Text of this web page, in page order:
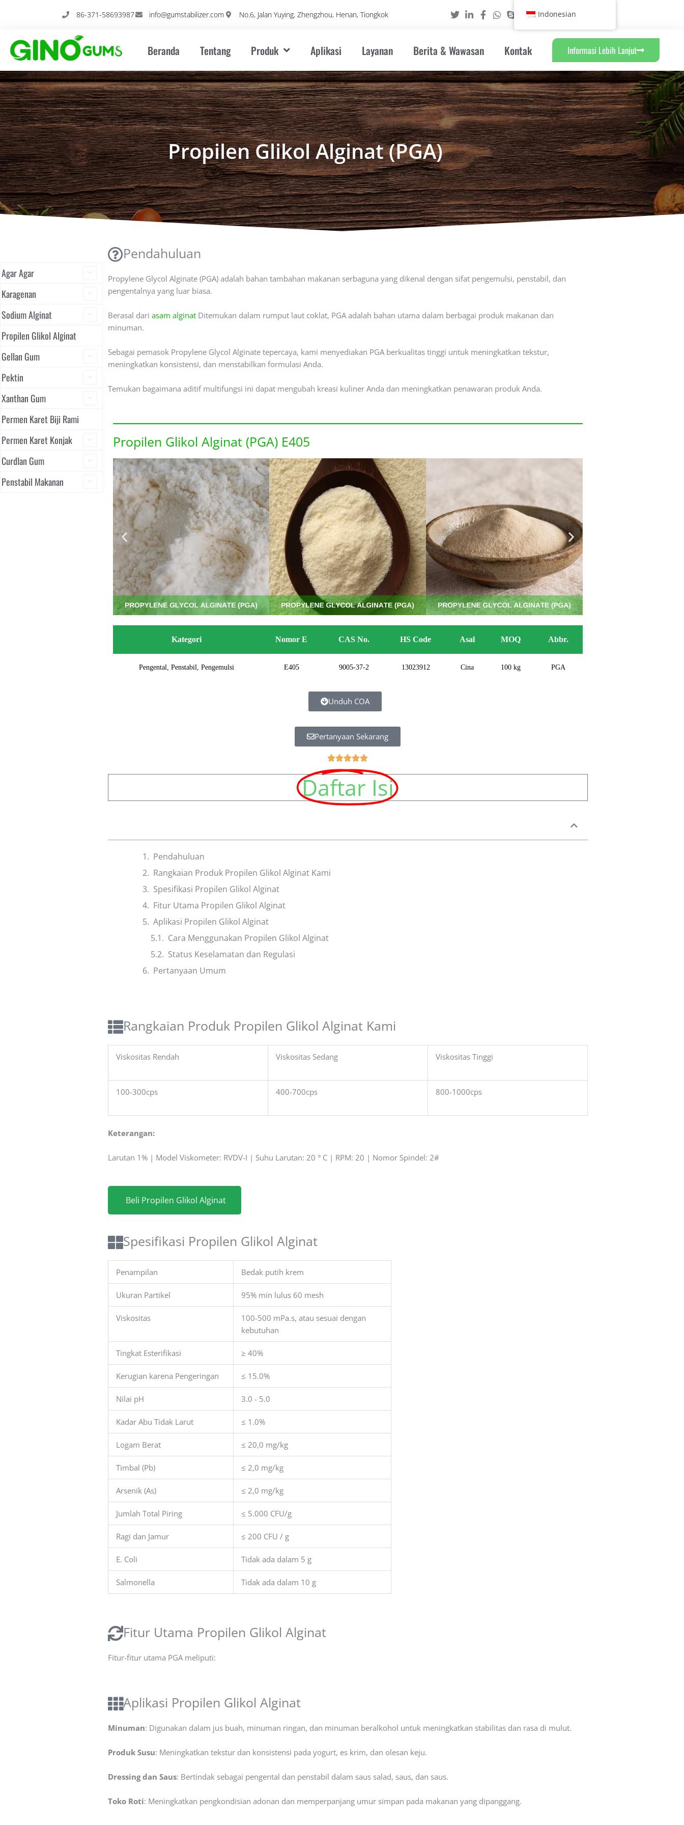
86-371-58693987 info@gumstabilizer.com No.6, Jalan Yuying, Zhengzhou, Henan, Tiongkok
Beranda Tentang Produk Aplikasi Layanan Berita & Wawasan Kontak Informasi Lebih Lanjut
Propilen Glikol Alginat (PGA)
Agar Agar
Karagenan
Sodium Alginat
Propilen Glikol Alginat
Gellan Gum
Pektin
Xanthan Gum
Permen Karet Biji Rami
Permen Karet Konjak
Curdlan Gum
Penstabil Makanan
Pendahuluan
Propylene Glycol Alginate (PGA) adalah bahan tambahan makanan serbaguna yang dikenal dengan sifat pengemulsi, penstabil, dan
pengentalnya yang luar biasa.
Berasal dari asam alginatDitemukan dalam rumput laut coklat, PGA adalah bahan utama dalam berbagai produk makanan dan
minuman.
Sebagai pemasok Propylene Glycol Alginate tepercaya, kami menyediakan PGA berkualitas tinggi untuk meningkatkan tekstur,
meningkatkan konsistensi, dan menstabilkan formulasi Anda.
Temukan bagaimana aditif multifungsi ini dapat mengubah kreasi kuliner Anda dan meningkatkan penawaran produk Anda.
Propilen Glikol Alginat (PGA) E405
Kategori Nomor E CAS No. HS Code Asal MOQ Abbr.
Pengental, Penstabil, Pengemulsi E405 9005-37-2 13023912 Cina 100 kg PGA
Unduh COA
Pertanyaan Sekarang
5
중
가
Daftar Isi
Pendahuluan
Rangkaian Produk Propilen Glikol Alginat Kami
Spesifikasi Propilen Glikol Alginat
Fitur Utama Propilen Glikol Alginat
Aplikasi Propilen Glikol Alginat
Cara Menggunakan Propilen Glikol Alginat
Status Keselamatan dan Regulasi
Pertanyaan Umum
Rangkaian Produk Propilen Glikol Alginat Kami
Viskositas Rendah Viskositas Sedang Viskositas Tinggi
100-300cps 400-700cps 800-1000cps
Keterangan:
Larutan 1% | Model Viskometer: RVDV-I | Suhu Larutan: 20 ° C | RPM: 20 | Nomor Spindel: 2#
Beli Propilen Glikol Alginat
Spesifikasi Propilen Glikol Alginat
Penampilan Bedak putih krem
Ukuran Partikel 95% min lulus 60 mesh
Viskositas
100-500 mPa.s, atau sesuai dengan
kebutuhan
Tingkat Esterifikasi ≥ 40%
Kerugian karena Pengeringan ≤ 15.0%
Nilai pH 3.0 - 5.0
Kadar Abu Tidak Larut ≤ 1.0%
Logam Berat ≤ 20,0 mg/kg
Timbal (Pb) ≤ 2,0 mg/kg
Arsenik (As) ≤ 2,0 mg/kg
Jumlah Total Piring ≤ 5.000 CFU/g
Ragi dan Jamur ≤ 200 CFU / g
E. Coli Tidak ada dalam 5 g
Salmonella Tidak ada dalam 10 g
Fitur Utama Propilen Glikol Alginat
Fitur-fitur utama PGA meliputi:
Aplikasi Propilen Glikol Alginat
Minuman: Digunakan dalam jus buah, minuman ringan, dan minuman beralkohol untuk meningkatkan stabilitas dan rasa di mulut.
Produk Susu: Meningkatkan tekstur dan konsistensi pada yogurt, es krim, dan olesan keju.
Dressing dan Saus: Bertindak sebagai pengental dan penstabil dalam saus salad, saus, dan saus.
Toko Roti: Meningkatkan pengkondisian adonan dan memperpanjang umur simpan pada makanan yang dipanggang.
Indonesian